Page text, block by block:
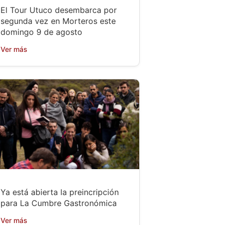
El Tour Utuco desembarca por
segunda vez en Morteros este
domingo 9 de agosto
Ver más
Ya está abierta la preincripción
para La Cumbre Gastronómica
Ver más